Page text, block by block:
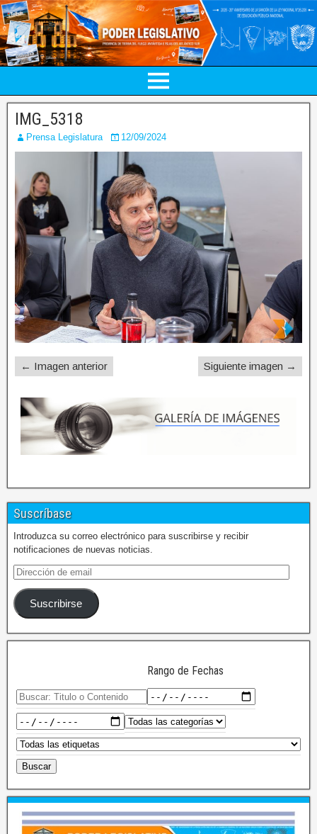
IMG_5318
Prensa Legislatura 12/09/2024
← Imagen anterior Siguiente imagen →
Suscríbase
Introduzca su correo electrónico para suscribirse y recibir
notificaciones de nuevas noticias.
Suscribirse
Rango de Fechas